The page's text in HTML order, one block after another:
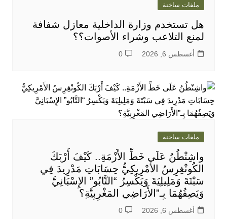
ملفات ساخنة
هل تستخدم وزارة الداخلية معازل شفافة
لمنع التلاعب وشراء الأصوات؟؟
أغسطس 6, 2026 0
ملفات ساخنة
واشِنْطُنُ عَلَى خَطِّ الأَزْمَةِ.. كَيْفَ أَرْبَكَ
الكُونْغِرِسُ الأَمْرِيكِيُّ حِسَابَاتِ مَدْرِيدَ فِي
سَبْتَةَ وَمَلِيلِيَةَ وَيَكْسِرُ “التَّابُو” الإِسْبَانِيَّ
وَيَصِفُهُمَا بِـ”الأَرَاضِي المَغْرِبِيَّةِ؟
أغسطس 6, 2026 0